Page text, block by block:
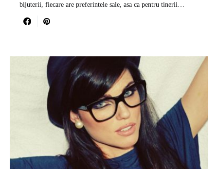
bijuterii, fiecare are preferintele sale, asa ca pentru tinerii…